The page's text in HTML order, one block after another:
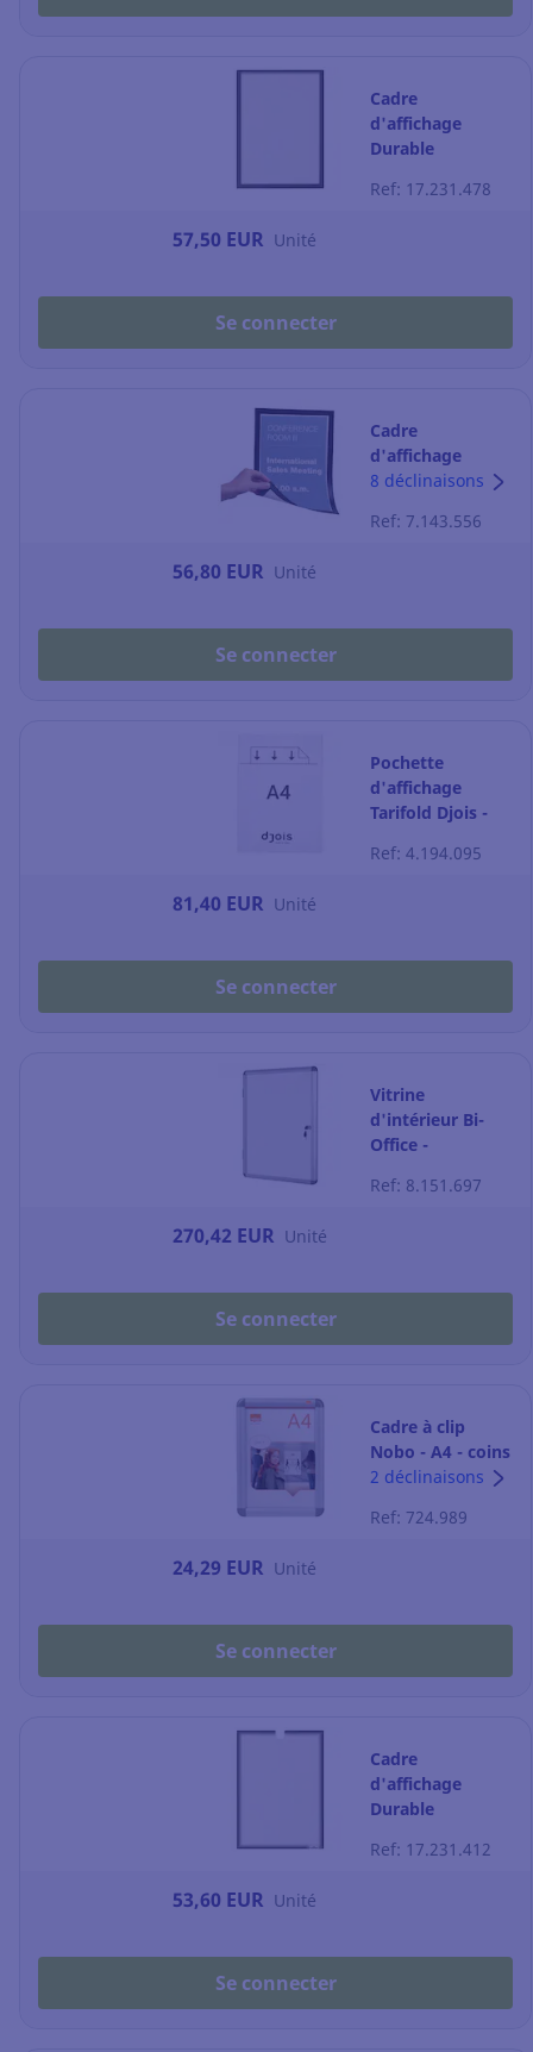
Cadre
d'affichage
Durable
magnétique- gris
Ref: 17.231.478
57,50 EUR Unité
Se connecter
Cadre
d'affichage
Durable
magnétique -
8 déclinaisons
Ref: 7.143.556
56,80 EUR Unité
Se connecter
Pochette
d'affichage
Tarifold Djois -
- par 5
Ref: 4.194.095
81,40 EUR Unité
Se connecter
Vitrine
d'intérieur Bi-
Office -
porte battante -
Ref: 8.151.697
270,42 EUR Unité
Se connecter
Cadre à clip
Nobo - A4 - coins
arrondis -
2 déclinaisons
Ref: 724.989
24,29 EUR Unité
Se connecter
Cadre
d'affichage
Durable
adhésif - gris -
Ref: 17.231.412
53,60 EUR Unité
Se connecter